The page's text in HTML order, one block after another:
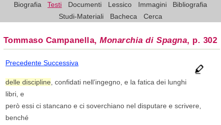
Biografia Testi Documenti Lessico Immagini
Bibliografia
Studi-Materiali
Bacheca Cerca
Tommaso Campanella,Monarchia di Spagna, p. 302
PrecedenteSuccessiva
delle discipline, confidati nell’ingegno, e la fatica dei lunghi
libri, e
però essi ci stancano e ci soverchiano nel disputare e scrivere,
benché